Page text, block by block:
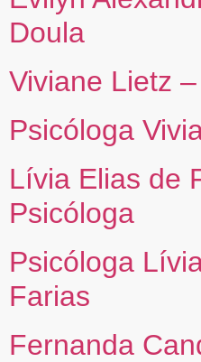
Doula
Viviane Lietz
Psicóloga
Lívia Elias de
Psicóloga
Psicóloga
Farias
Fernanda